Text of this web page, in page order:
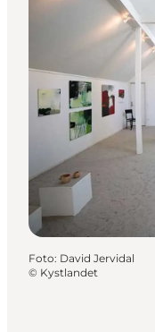
Foto: David Jervidal
© Kystlandet